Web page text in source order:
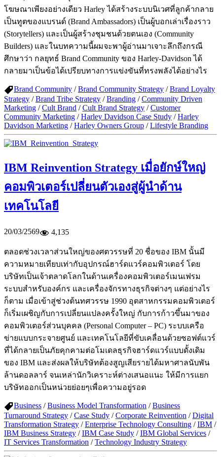
โฆษณาเพียงอย่างเดียว Harley ได้สร้างระบบนิเวศที่ลูกค้ากลาย
เป็นทูตของแบรนด์ (Brand Ambassadors) เป็นผู้บอกเล่าเรื่องราว
(Storytellers) และเป็นผู้สร้างชุมชนด้วยตนเอง (Community
Builders) และในบทความนี้ผมจะพาผู้อ่านมาเจาะลึกถึงกรณี
ศึกษาว่า กลยุทธ์ Brand Community ของ Harley-Davidson ได้
กลายมาเป็นข้อได้เปรียบทางการแข่งขันที่ทรงพลังได้อย่างไร
Brand Community /Brand Community Strategy /Brand Loyalty
Strategy /Brand Tribe Strategy /Branding /Community Driven
Marketing /Cult Brand /Cult Brand Strategy /Customer
Community Marketing /Harley Davidson Case Study /Harley
Davidson Marketing /Harley Owners Group /Lifestyle Branding
IBM Reinvention Strategy เมื่อยักษ์ใหญ่
คอมพิวเตอร์เปลี่ยนตัวเองสู่ผู้นำด้าน
เทคโนโลยี
20/03/2569 4,135
ตลอดช่วงเวลาส่วนใหญ่ของศตวรรษที่ 20 ชื่อของ IBM นั้นมี
ความหมายเทียบเท่ากับอุปกรณ์ฮาร์ดแวร์คอมพิวเตอร์ โดย
บริษัทเป็นเจ้าตลาดโลกในด้านเครื่องคอมพิวเตอร์เมนเฟรม
ระบบสำหรับองค์กร และเครื่องจักรทางธุรกิจต่างๆ แต่อย่างไร
ก็ตาม เมื่อเข้าสู่ช่วงต้นทศวรรษ 1990 อุตสาหกรรมคอมพิวเตอร์
ก็เริ่มเผชิญกับการเปลี่ยนแปลงครั้งใหญ่ กับการก้าวขึ้นมาของ
คอมพิวเตอร์ส่วนบุคคล (Personal Computer – PC) ระบบเครือ
ข่ายแบบกระจายศูนย์ และเทคโนโลยีที่ขับเคลื่อนด้วยซอฟต์แวร์
ที่ได้กลายเป็นภัยคุกคามต่อโมเดลธุรกิจฮาร์ดแวร์แบบดั้งเดิม
ของ IBM และส่งผลให้บริษัทต้องสูญเสียรายได้มหาศาลนับพัน
ล้านดอลลาร์ จนเหล่านักวิเคราะห์ต่างเสนอแนะ ให้มีการแยก
บริษัทออกเป็นหน่วยย่อยๆเพื่อความอยู่รอด
Business /Business Model Transformation /Business
Turnaround Strategy /Case Study /Corporate Reinvention /Digital
Transformation Strategy /Enterprise Technology Consulting /IBM /
IBM Business Strategy /IBM Case Study /IBM Global Services /
IT Services Transformation /Technology Industry Strategy